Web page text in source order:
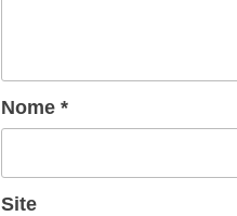
Nome *
Site